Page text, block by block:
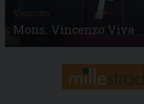
Vescovo
Mons. Vincenzo Viva